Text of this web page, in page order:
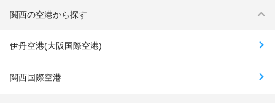
関西の空港から探す
伊丹空港(大阪国際空港)
関西国際空港